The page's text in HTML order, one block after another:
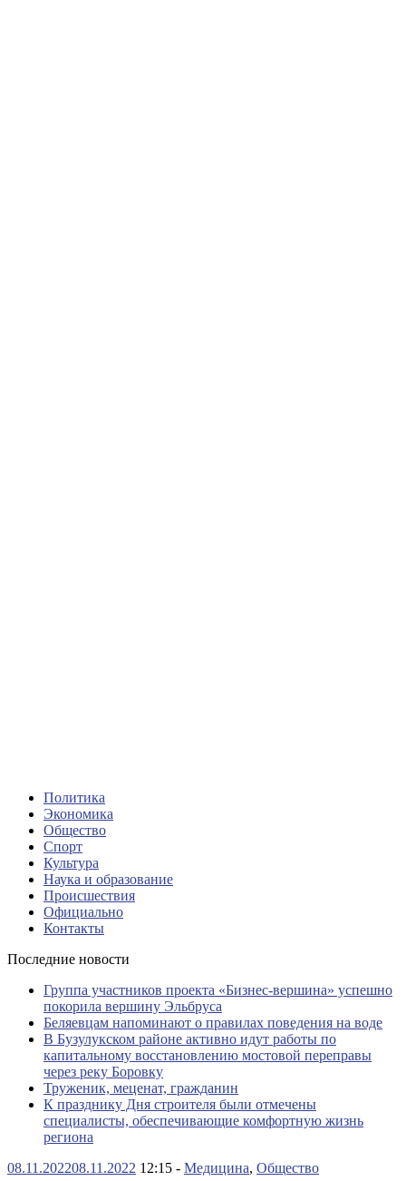
Политика
Экономика
Общество
Спорт
Культура
Наука и образование
Происшествия
Официально
Контакты
Последние новости
Группа участников проекта «Бизнес‑вершина» успешно
покорила вершину Эльбруса
Беляевцам напоминают о правилах поведения на воде
В Бузулукском районе активно идут работы по
капитальному восстановлению мостовой переправы
через реку Боровку
Труженик, меценат, гражданин
К празднику Дня строителя были отмечены
специалисты, обеспечивающие комфортную жизнь
региона
08.11.202208.11.2022 12:15 - Медицина, Общество